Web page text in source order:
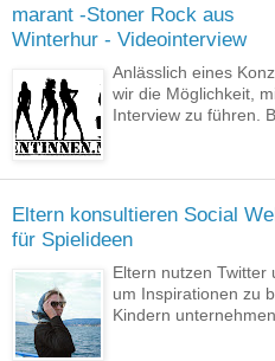
marant -Stoner Rock aus
Winterhur - Videointerview
Anlässlich eines
wir die Möglichkeit,
Interview zu führen.
Eltern konsultieren Social
für Spielideen
Eltern nutzen Twitter
um Inspirationen zu
Kindern